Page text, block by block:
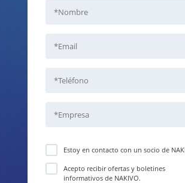
Estoy en contacto con un socio de
Acepto recibir ofertas y boletines
informativos de NAKIVO.